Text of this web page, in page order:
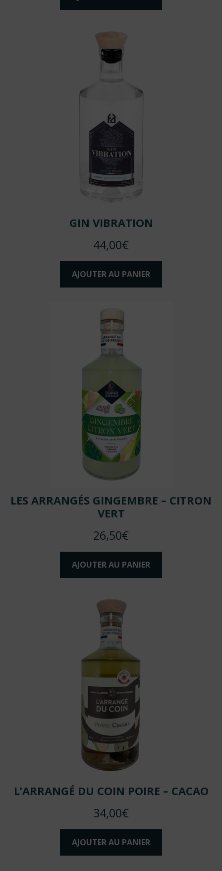
GIN VIBRATION
44,00€
AJOUTER AU PANIER
LES ARRANGÉS GINGEMBRE – CITRON
VERT
26,50€
AJOUTER AU PANIER
L’ARRANGÉ DU COIN POIRE – CACAO
34,00€
AJOUTER AU PANIER